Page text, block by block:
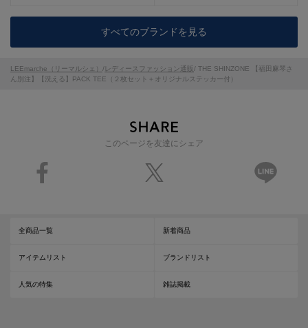
このページを友達にシェア
すべてのブランドを見る
LEEmarche（リーマルシェ） / レディースファッション通販/ THE SHINZONE 【福田麻琴さ
ん別注】【洗える】PACK TEE（２枚セット＋オリジナルステッカー付）
全商品一覧 新着商品
アイテムリスト ブランドリスト
人気の特集 雑誌掲載